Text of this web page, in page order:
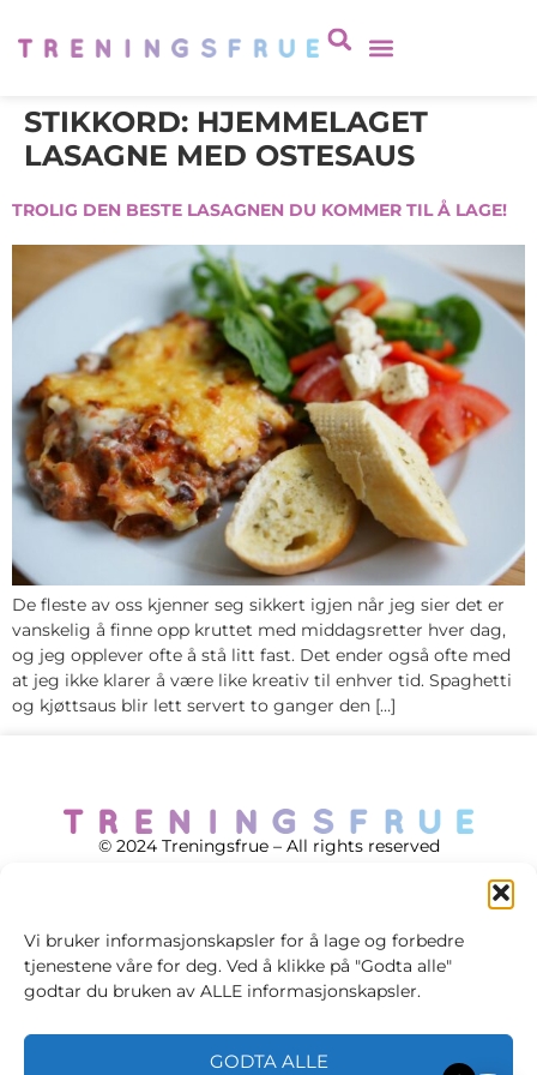
Vi bruker informasjonskapsler for å lage og forbedre
tjenestene våre for deg. Ved å klikke på "Godta alle"
godtar du bruken av ALLE informasjonskapsler.
GODTA ALLE
STIKKORD: HJEMMELAGET
LASAGNE MED OSTESAUS
TROLIG DEN BESTE LASAGNEN DU KOMMER TIL Å LAGE!
De fleste av oss kjenner seg sikkert igjen når jeg sier det er
vanskelig å finne opp kruttet med middagsretter hver dag,
og jeg opplever ofte å stå litt fast. Det ender også ofte med
at jeg ikke klarer å være like kreativ til enhver tid. Spaghetti
og kjøttsaus blir lett servert to ganger den […]
© 2024 Treningsfrue – All rights reserved
Cookie policy
Personvernsvilkår